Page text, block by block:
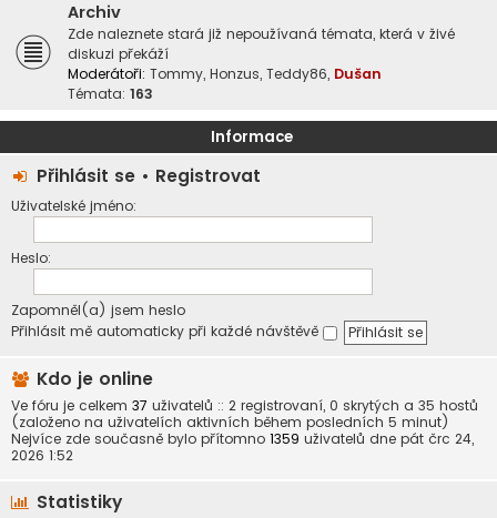
Archiv
Zde naleznete stará již nepoužívaná témata, která v živé
diskuzi překáží
Moderátoři: Tommy, Honzus, Teddy86, Dušan
Témata: 163
Informace
Přihlásit se • Registrovat
Uživatelské jméno:
Heslo:
Zapomněl(a) jsem heslo
Přihlásit mě automaticky při každé návštěvě
Kdo je online
Ve fóru je celkem 37 uživatelů :: 2 registrovaní, 0 skrytých a 35 hostů
(založeno na uživatelích aktivních během posledních 5 minut)
Nejvíce zde současně bylo přítomno 1359 uživatelů dne pát črc 24,
2026 1:52
Statistiky